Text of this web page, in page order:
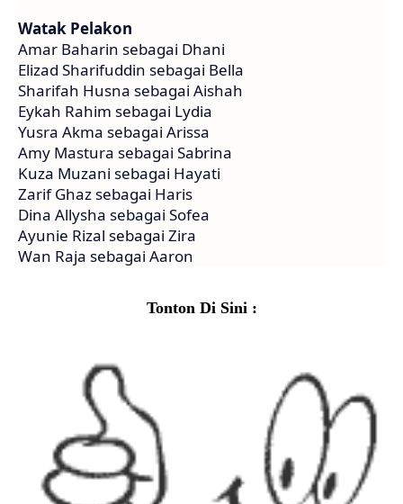
Watak Pelakon
Amar Baharin sebagai Dhani
Elizad Sharifuddin sebagai Bella
Sharifah Husna sebagai Aishah
Eykah Rahim sebagai Lydia
Yusra Akma sebagai Arissa
Amy Mastura sebagai Sabrina
Kuza Muzani sebagai Hayati
Zarif Ghaz sebagai Haris
Dina Allysha sebagai Sofea
Ayunie Rizal sebagai Zira
Wan Raja sebagai Aaron
Tonton Di Sini :